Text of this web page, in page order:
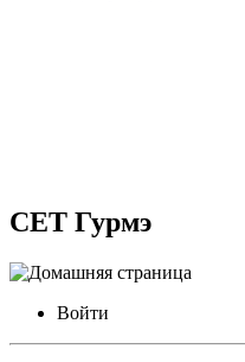
СЕТ Гурмэ
Войти